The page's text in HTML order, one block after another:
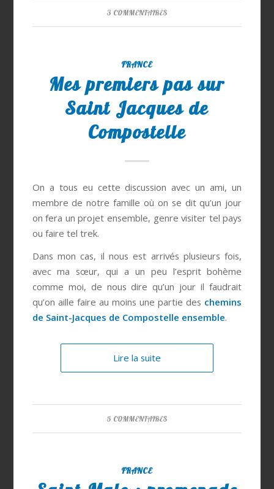
3 COMMENTAIRES
FRANCE
Mes premiers pas sur
Saint Jacques de
Compostelle
On a tous eu cette discussion avec un ami, un
membre de notre famille où on se dit qu’un jour
on fera un projet ensemble, genre visiter tel pays
ou faire tel trek.
Dans mon cas, il nous est arrivés plusieurs fois,
avec ma sœur, qui a un peu l’esprit bohème
comme moi, de nous dire qu’un jour il faudrait
qu’on aille faire au moins une partie des chemins
de Saint-Jacques de Compostelle ensemble.
Lire la suite
5 COMMENTAIRES
FRANCE